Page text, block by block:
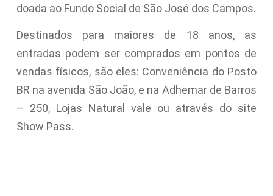
doada ao Fundo Social de São José dos Campos.
Destinados para maiores de 18 anos, as
entradas podem ser comprados em pontos de
vendas físicos, são eles: Conveniência do Posto
BR na avenida São João, e na Adhemar de Barros
– 250, Lojas Natural vale ou através do site
Show Pass.